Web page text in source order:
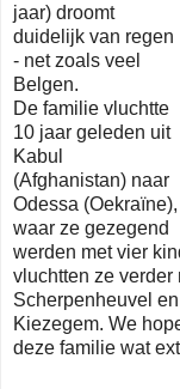
jaar) droomt
duidelijk van regen
- net zoals veel
Belgen.
De familie vluchtte
10 jaar geleden uit
Kabul
(Afghanistan) naar
Odessa (Oekraïne),
waar ze gezegend
werden met vier
vluchtten ze verder
Scherpenheuvel
Kiezegem. We
deze familie wat